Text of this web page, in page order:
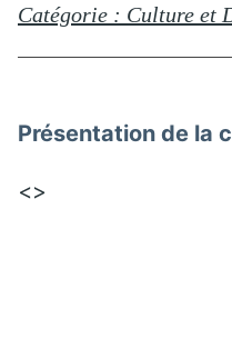
Catégorie : Culture et
Présentation de la
<>